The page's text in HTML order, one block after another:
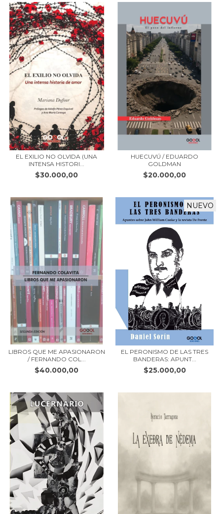
EL EXILIO NO OLVIDA (UNA
INTENSA HISTORI...
$30.000,00
HUECUVÚ / EDUARDO
GOLDMAN
$20.000,00
LIBROS QUE ME APASIONARON
/ FERNANDO COL...
$40.000,00
NUEVO
EL PERONISMO DE LAS TRES
BANDERAS: APUNT...
$25.000,00